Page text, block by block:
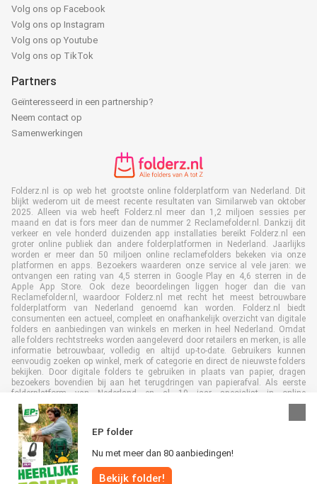
EP folder
Nu met meer dan 80 aanbiedingen!
Bekijk folder!
Volg ons op Facebook
Volg ons op Instagram
Volg ons op Youtube
Volg ons op TikTok
Partners
Geïnteresseerd in een partnership?
Neem contact op
Samenwerkingen
Folderz.nl is op web het grootste online folderplatform van Nederland. Dit
blijkt wederom uit de meest recente resultaten van Similarweb van oktober
2025. Alleen via web heeft Folderz.nl meer dan 1,2 miljoen sessies per
maand en dat is fors meer dan de nummer 2 Reclamefolder.nl. Dankzij dit
verkeer en vele honderd duizenden app installaties bereikt Folderz.nl een
groter online publiek dan andere folderplatformen in Nederland. Jaarlijks
worden er meer dan 50 miljoen online reclamefolders bekeken via onze
platformen en apps. Bezoekers waarderen onze service al vele jaren: we
ontvangen een rating van 4,5 sterren in Google Play en 4,6 sterren in de
Apple App Store. Ook deze beoordelingen liggen hoger dan die van
Reclamefolder.nl, waardoor Folderz.nl met recht het meest betrouwbare
folderplatform van Nederland genoemd kan worden. Folderz.nl biedt
consumenten een actueel, compleet en onafhankelijk overzicht van digitale
folders en aanbiedingen van winkels en merken in heel Nederland. Omdat
alle folders rechtstreeks worden aangeleverd door retailers en merken, is alle
informatie betrouwbaar, volledig en altijd up-to-date. Gebruikers kunnen
eenvoudig zoeken op winkel, merk of categorie en direct de nieuwste folders
bekijken. Door digitale folders te gebruiken in plaats van papier, dragen
bezoekers bovendien bij aan het terugdringen van papierafval. Als eerste
folderplatform van Nederland en al 19 jaar specialist in online
folderpublicaties, heeft Folderz.nl duurzame samenwerkingen opgebouwd
met retailers en merken. Hierdoor zijn we uitgegroeid tot de toonaangevende
speler in de digitale foldermarkt.